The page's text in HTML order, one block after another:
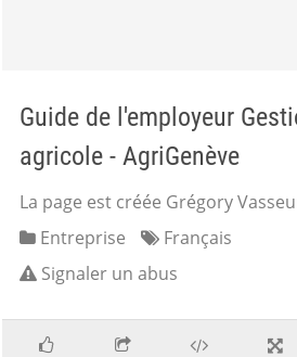
Guide de l'employeur
agricole - AgriGenève
La page est créée Grégory
Entreprise
Français
Signaler un abus